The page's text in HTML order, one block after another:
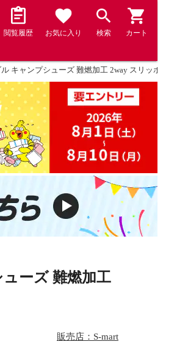
閲覧履歴 お気に入り 検索 カート
キャンプシューズ 難燃加工 2way スリッポン
ーズ 難燃加工
販売店：S-mart